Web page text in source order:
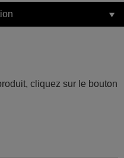
cliquez sur le bouton